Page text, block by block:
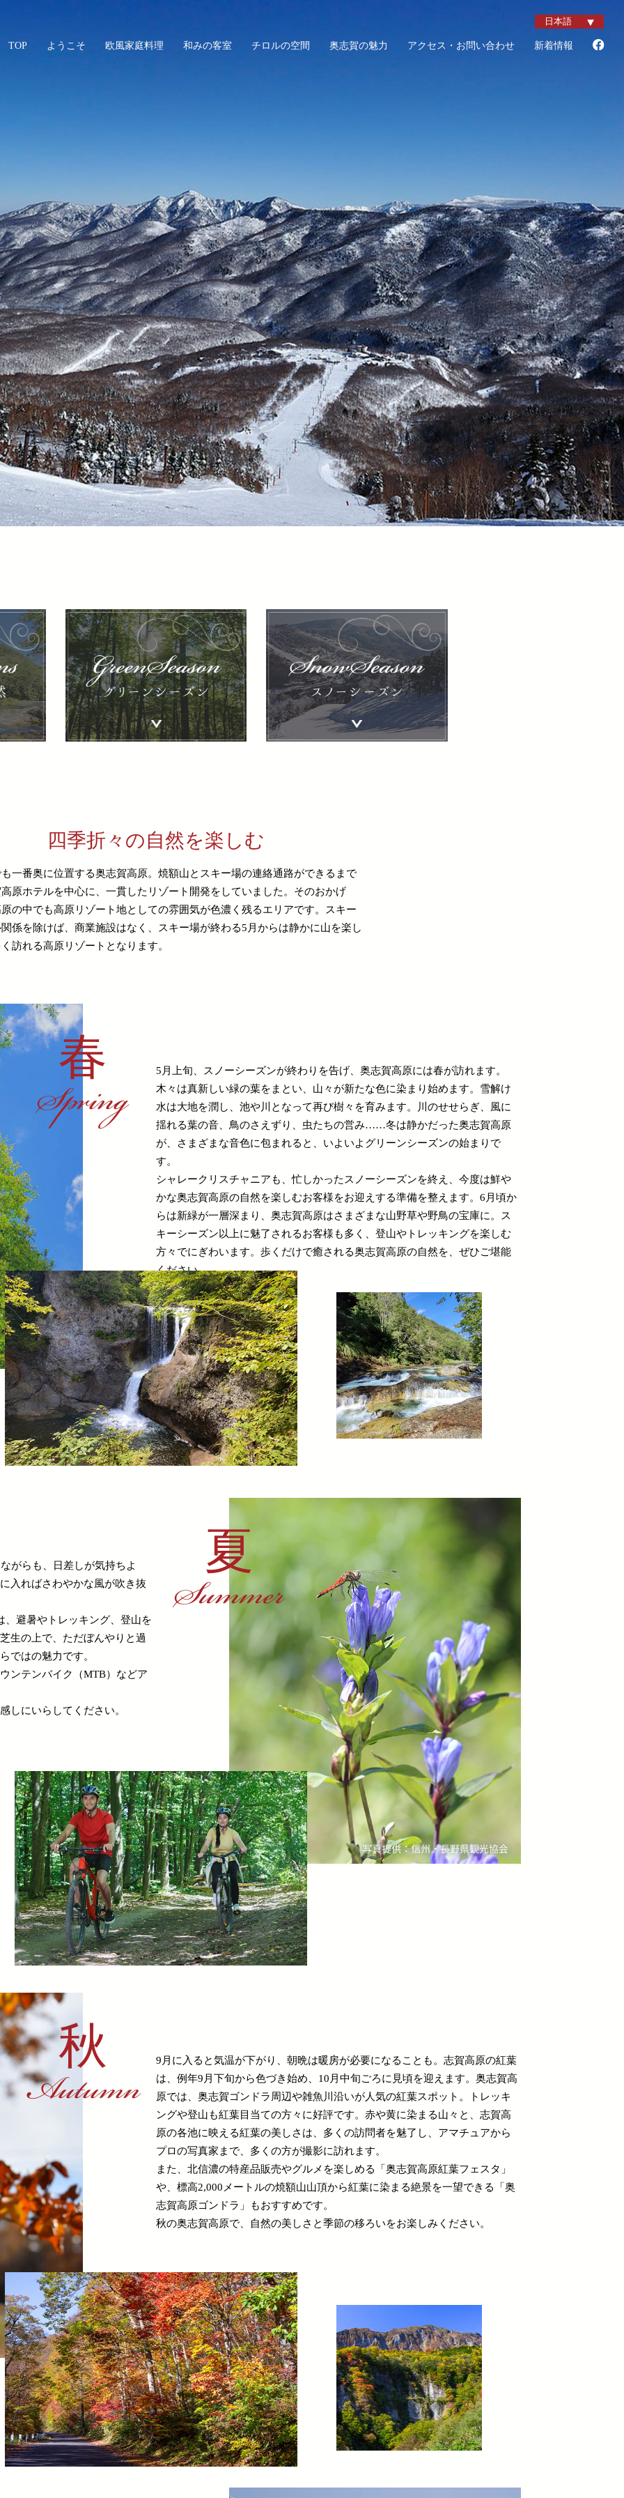
TOP ようこそ 欧風家庭料理 和みの客室 チロルの空間 奥志賀の魅力 アクセス・お問い合わせ 新着情報
四季折々の自然を楽しむ
一番奥に位置する奥志賀高原。焼額山とスキー場の連絡通路ができるまで
原ホテルを中心に、一貫したリゾート開発をしていました。そのおかげ
の中でも高原リゾート地としての雰囲気が色濃く残るエリアです。スキー
係を除けば、商業施設はなく、スキー場が終わる5月からは静かに山を楽し
訪れる高原リゾートとなります。
春
Spring
5月上旬、スノーシーズンが終わりを告げ、奥志賀高原には春が訪れます。
木々は真新しい緑の葉をまとい、山々が新たな色に染まり始めます。雪解け
水は大地を潤し、池や川となって再び樹々を育みます。川のせせらぎ、風に
揺れる葉の音、鳥のさえずり、虫たちの営み……冬は静かだった奥志賀高原
が、さまざまな音色に包まれると、いよいよグリーンシーズンの始まりで
す。
シャレークリスチャニアも、忙しかったスノーシーズンを終え、今度は鮮や
かな奥志賀高原の自然を楽しむお客様をお迎えする準備を整えます。6月頃か
らは新緑が一層深まり、奥志賀高原はさまざまな山野草や野鳥の宝庫に。ス
キーシーズン以上に魅了されるお客様も多く、登山やトレッキングを楽しむ
方々でにぎわいます。歩くだけで癒される奥志賀高原の自然を、ぜひご堪能
ください。
夏
Summer
がらも、日差しが気持ちよ
入ればさわやかな風が吹き抜
、避暑やトレッキング、登山を
生の上で、ただぼんやりと過
ではの魅力です。
ンテンバイク（MTB）などア
しにいらしてください。
秋
Autumn
9月に入ると気温が下がり、朝晩は暖房が必要になることも。志賀高原の紅葉
は、例年9月下旬から色づき始め、10月中旬ごろに見頃を迎えます。奥志賀高
原では、奥志賀ゴンドラ周辺や雑魚川沿いが人気の紅葉スポット。トレッキ
ングや登山も紅葉目当ての方々に好評です。赤や黄に染まる山々と、志賀高
原の各池に映える紅葉の美しさは、多くの訪問者を魅了し、アマチュアから
プロの写真家まで、多くの方が撮影に訪れます。
また、北信濃の特産品販売やグルメを楽しめる「奥志賀高原紅葉フェスタ」
や、標高2,000メートルの焼額山山頂から紅葉に染まる絶景を一望できる「奥
志賀高原ゴンドラ」もおすすめです。
秋の奥志賀高原で、自然の美しさと季節の移ろいをお楽しみください。